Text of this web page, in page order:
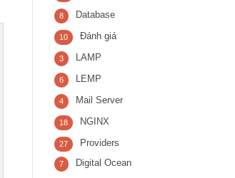
Database
8
Đánh giá
10
LAMP
3
LEMP
6
Mail Server
4
NGINX
18
Providers
27
Digital Ocean
7